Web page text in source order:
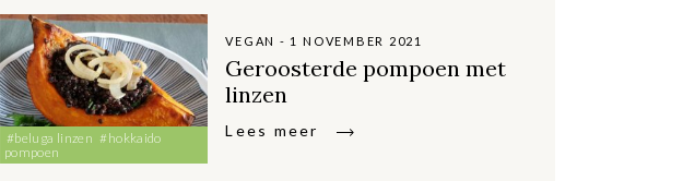
#beluga linzen #hokkaido
pompoen
VEGAN - 1 NOVEMBER 2021
Geroosterde pompoen met
linzen
Lees meer